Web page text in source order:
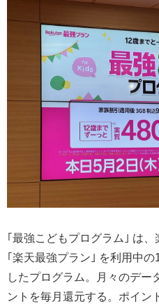
｢最強こどもプログラム｣ は
｢楽天最強プラン｣ を利用中
したプログラム。月々のデー
ントを毎月還元する。ポイン